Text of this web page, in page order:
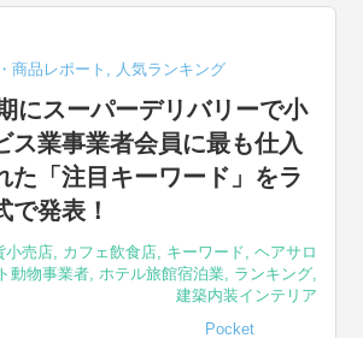
商品レポート , 人気ランキング
にスーパーデリバリーで小
ス業事業者会員に最も仕入
た「注目キーワード」をラ
で発表！
小売店, カフェ飲食店, キーワード, ヘアサロ
動物事業者, ホテル旅館宿泊業, ランキング,
建築内装インテリア
Pocket